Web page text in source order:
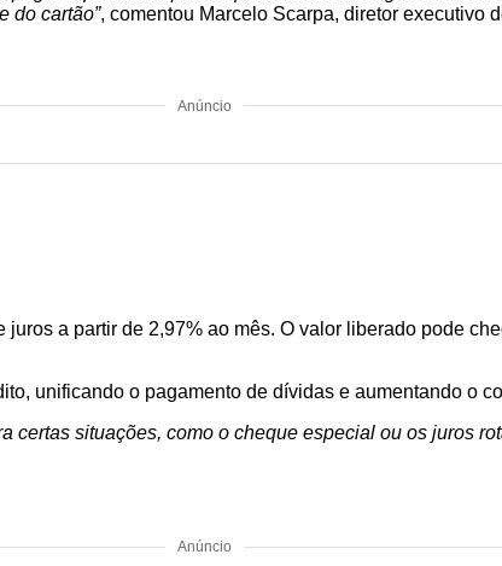
do cartão”, comentou Marcelo Scarpa, diretor executivo
Anúncio
a partir de 2,97% ao mês. O valor liberado pode
unificando o pagamento de dívidas e aumentando o
certas situações, como o cheque especial ou os juros
Anúncio